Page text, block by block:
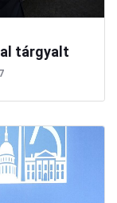
tárgyalt